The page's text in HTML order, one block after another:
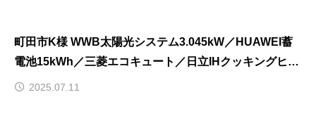
町田市K様 WWB太陽光システム3.045kW／HUAWEI蓄
電池15kWh／三菱エコキュート／日立IHクッキングヒー
ター
2025.07.11